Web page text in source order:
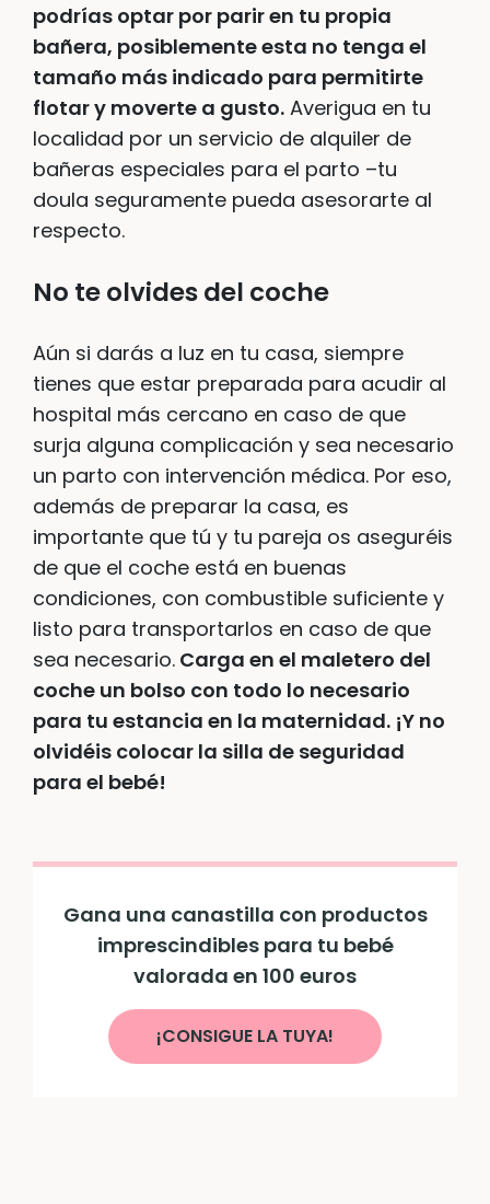
podrías optar por parir en tu propia
bañera, posiblemente esta no tenga el
tamaño más indicado para permitirte
flotar y moverte a gusto. Averigua en tu
localidad por un servicio de alquiler de
bañeras especiales para el parto –tu
doula seguramente pueda asesorarte al
respecto.
No te olvides del coche
Aún si darás a luz en tu casa, siempre
tienes que estar preparada para acudir al
hospital más cercano en caso de que
surja alguna complicación y sea necesario
un parto con intervención médica. Por eso,
además de preparar la casa, es
importante que tú y tu pareja os aseguréis
de que el coche está en buenas
condiciones, con combustible suficiente y
listo para transportarlos en caso de que
sea necesario. Carga en el maletero del
coche un bolso con todo lo necesario
para tu estancia en la maternidad. ¡Y no
olvidéis colocar la silla de seguridad
para el bebé!
Gana una canastilla con productos
imprescindibles para tu bebé
valorada en 100 euros
¡CONSIGUE LA TUYA!